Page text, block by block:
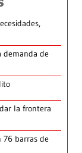
demanda de
la frontera
76 barras de